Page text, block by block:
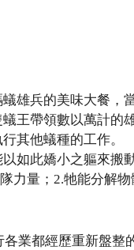
雄兵的美味大餐，
王帶領數以萬計的
其他蟻種的工作。
如此嬌小之軀來搬
量；2.牠能分解
業都經歷重新盤整